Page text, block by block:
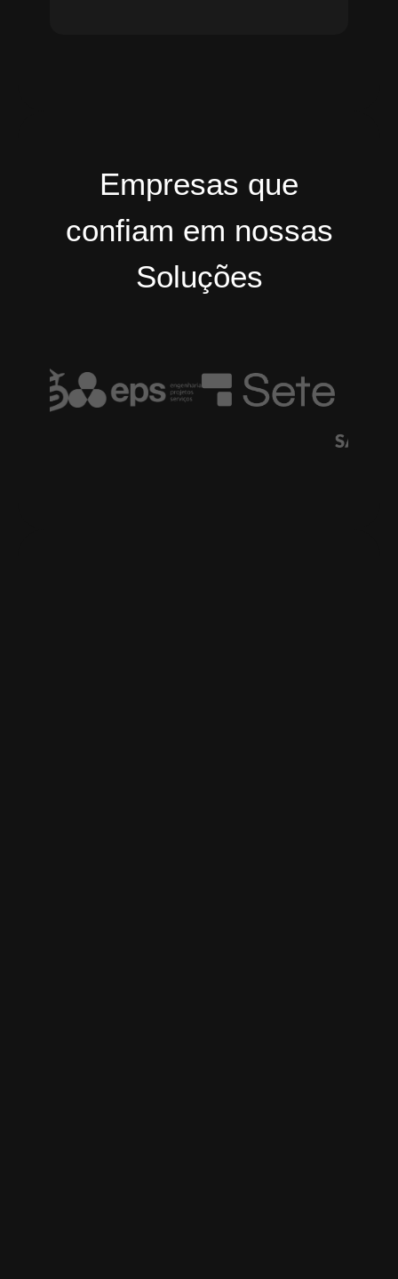
Empresas que
confiam em nossas
Soluções